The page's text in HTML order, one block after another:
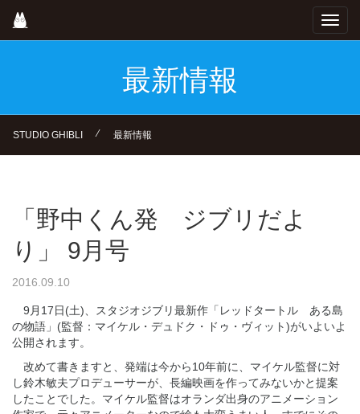
main
最新情報
STUDIO GHIBLI ⁄ 最新情報
「野中くん発 ジブリだよ
り」 9月号
2016.09.10
9月17日(土)、スタジオジブリ最新作「レッドタートル ある島
の物語」(監督：マイケル・デュドク・ドゥ・ヴィット)がいよいよ
公開されます。
改めて書きますと、発端は今から10年前に、マイケル監督に対
し鈴木敏夫プロデューサーが、長編映画を作ってみないかと提案
したことでした。マイケル監督はオランダ出身のアニメーション